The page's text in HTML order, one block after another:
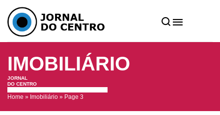
IMOBILIÁRIO
JORNAL
DO CENTRO
Home » Imobiliário » Page 3